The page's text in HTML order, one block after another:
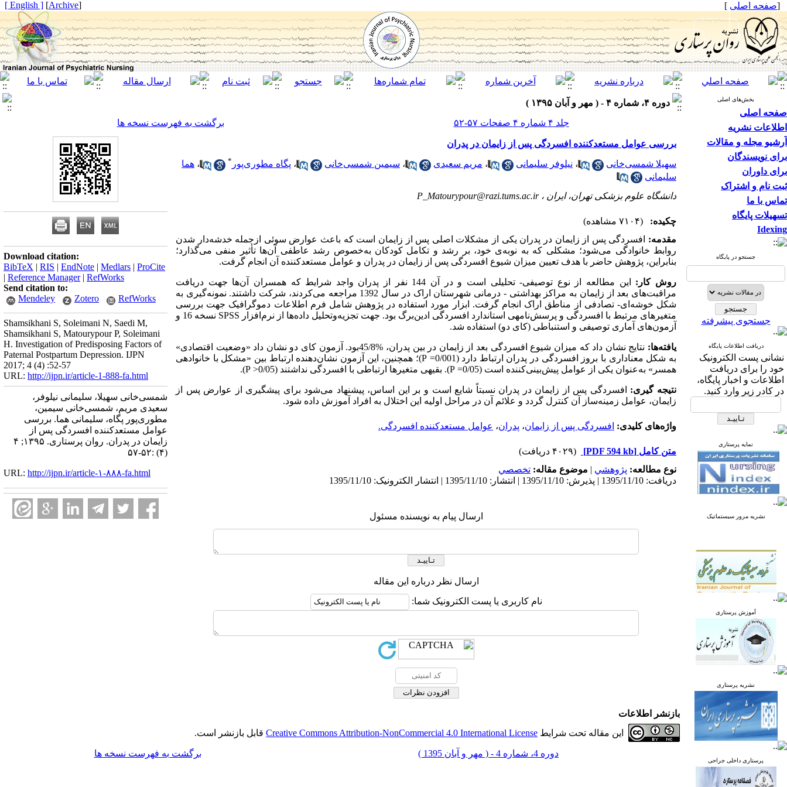
[صفحه اصلی ]
[
Archive
]
[ English ]
بخش‌های اصلی
صفحه اصلی
اطلاعات نشریه
آرشیو مجله و مقالات
برای نویسندگان
برای داوران
ثبت نام و اشتراک
تماس با ما
تسهیلات پایگاه
Idexing
جستجو در پایگاه
جستجوی پیشرفته
دریافت اطلاعات پایگاه
نشانی پست الکترونیک
خود را برای دریافت
اطلاعات و اخبار پایگاه،
در کادر زیر وارد کنید.
نمایه پرستاری
نشریه مرور سیستماتیک
آموزش پرستاری
نشریه پرستاری
پرستاری داخلی جراحی
دوره ۴، شماره ۴ - ( مهر و آبان ۱۳۹۵ )
جلد ۴ شماره ۴ صفحات ۵۷-۵۲
برگشت به فهرست نسخه ها
بررسی عوامل مستعدکننده افسردگی پس از زایمان در پدران
سهیلا شمسی‌خانی ، نیلوفر سلیمانی ، مریم سعیدی ، سیمین شمسی‌خانی ، پگاه مطوری‌پور * ، هما
سلیمانی
دانشگاه علوم بزشکی تهران، ایران ،P_Matourypour@razi.tums.ac.ir
چکیده:
(۷۱۰۴ مشاهده)
مقدمه: افسردگی پس از زایمان در پدران یکی از مشکلات اصلی پس از زایمان است که باعث عوارض سوئی ازجمله خدشه‌دار شدن
روابط خانوادگی می‌شود؛ مشکلی که به‌ نوبه‌ی خود، بر رشد و تکامل کودکان به‌خصوص رشد عاطفی آن‌ها تأثیر منفی می‌گذارد؛
بنابراین، پژوهش حاضر با هدف تعیین میزان شیوع افسردگی پس از زایمان در پدران و عوامل مستعدکننده آن انجام گرفت.
روش کار :
این مطالعه از نوع توصیفی- تحلیلی است و در آن 144 نفر از پدران واجد شرایط که همسران آن‌ها جهت دریافت
مراقبت‌های بعد از زایمان به مراکز بهداشتی - درمانی شهرستان اراک در سال 1392 مراجعه می‌کردند، شرکت داشتند. نمونه‌گیری به
شکل خوشه‌ای- تصادفی از مناطق اراک انجام گرفت. ابزار مورد استفاده در پژوهش شامل فرم اطلاعات دموگرافیک جهت بررسی
متغیرهای مرتبط با افسردگی و پرسش‌نامهی استاندارد افسردگی ادین‌برگ بود. جهت تجزیه‌وتحلیل داده‌ها از نرم‌افزار SPSS
نسخه 16 و
آزمون‌های آماری توصیفی و استنباطی (کای دو) استفاده شد.
یافته‌ها:
نتایج نشان داد که میزان شیوع افسردگی بعد از زایمان در بین پدران، %45/8بود. آزمون کای دو نشان داد «وضعیت اقتصادی»
به شکل معناداری با بروز افسردگی در پدران ارتباط دارد (0/001=
P)؛ همچنین، این آزمون نشان‌دهنده ارتباط بین «مشکل با خانوادهی
همسر» به‌عنوان یکی از عوامل پیش‌بینی‌کننده است (0/05=
P). بقیهی متغیرها ارتباطی با افسردگی نداشتند (0/05< P
).
نتیجه گیری: افسردگی پس از زایمان در پدران نسبتاً شایع است و بر این اساس، پیشنهاد می‌شود برای پیشگیری از عوارض پس از
زایمان، عوامل زمینه‌ساز آن کنترل گردد و علائم آن در مراحل اولیه این اختلال به افراد آموزش داده شود.
واژه‌های کلیدی: افسردگی پس از زایمان، پدران، عوامل مستعدکننده افسردگی.
متن کامل [PDF 594 kb]
(۴۰۲۹ دریافت)
نوع مطالعه: پژوهشي | موضوع مقاله: تخصصي
دریافت: 1395/11/10 | پذیرش: 1395/11/10 | انتشار: 1395/11/10 | انتشار الکترونیک: 1395/11/10
ارسال پیام به نویسنده مسئول
ارسال نظر درباره این مقاله
نام کاربری یا پست الکترونیک شما:
Download citation:
BibTeX | RIS | EndNote | Medlars | ProCite
| Reference Manager| RefWorks
Send citation to:
Mendeley
Zotero RefWorks
Shamsikhani S, Soleimani N, Saedi M,
Shamsikhani S, Matourypour P, Soleimani
H. Investigation of Predisposing Factors of
Paternal Postpartum Depression. IJPN
2017; 4 (4) :52-57
URL: http://ijpn.ir/article-1-888-fa.html
شمسی‌خانی سهیلا، سلیمانی نیلوفر،
سعیدی مریم، شمسی‌خانی سیمین،
مطوری‌پور پگاه، سلیمانی هما. بررسی
عوامل مستعدکننده افسردگی پس از
زایمان در پدران. روان پرستاری. ۱۳۹۵; ۴
(۴) :۵۲-۵۷
URL: http://ijpn.ir/article-۱-۸۸۸-fa.html
بازنشر اطلاعات
این مقاله تحت شرایط Creative Commons Attribution-NonCommercial 4.0 International License قابل بازنشر است.
دوره 4، شماره 4 - ( مهر و آبان 1395 ) برگشت به فهرست نسخه ها